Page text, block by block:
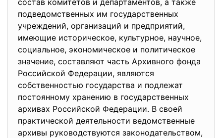
состав комитетов и департаментов, а также
подведомственных им государственных
учреждений, организаций и предприятий,
имеющие историческое, культурное, научное,
социальное, экономическое и политическое
значение, составляют часть Архивного фонда
Российской Федерации, являются
собственностью государства и подлежат
постоянному хранению в государственных
архивах Российской Федерации. В своей
практической деятельности ведомственные
архивы руководствуются законодательством,